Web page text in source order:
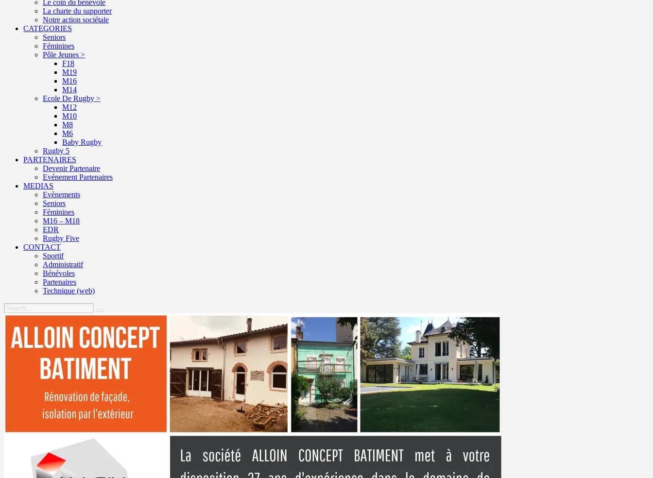
Le coin du bénévole
La charte du supporter
Notre action sociétale
CATEGORIES
Seniors
Féminines
Pôle Jeunes >
F18
M19
M16
M14
Ecole De Rugby >
M12
M10
M8
M6
Baby Rugby
Rugby 5
PARTENAIRES
Devenir Partenaire
Evénement Partenaires
MEDIAS
Evènements
Seniors
Féminines
M16 – M18
EDR
Rugby Five
CONTACT
Sportif
Administratif
Bénévoles
Partenaires
Technique (web)